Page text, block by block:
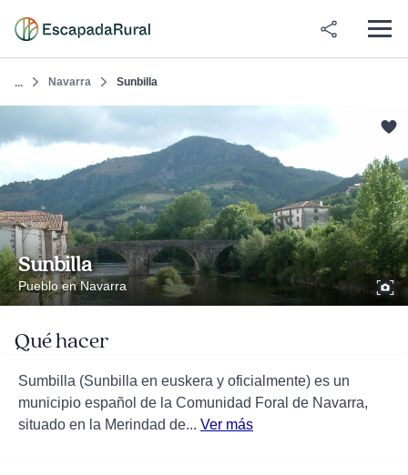
... Navarra Sunbilla
Sunbilla
Pueblo en Navarra
Qué hacer
Sumbilla (Sunbilla en euskera y oficialmente) es un
municipio español de la Comunidad Foral de Navarra,
situado en la Merindad de... Ver más